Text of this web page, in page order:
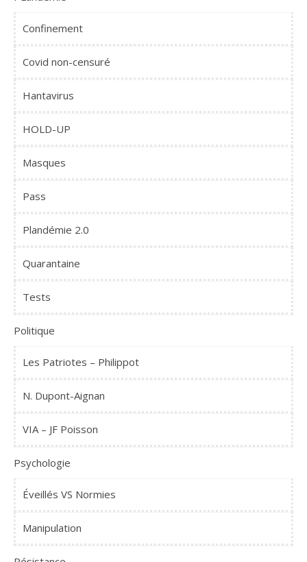
Confinement
Covid non-censuré
Hantavirus
HOLD-UP
Masques
Pass
Plandémie 2.0
Quarantaine
Tests
Politique
Les Patriotes – Philippot
N. Dupont-Aignan
VIA – JF Poisson
Psychologie
Éveillés VS Normies
Manipulation